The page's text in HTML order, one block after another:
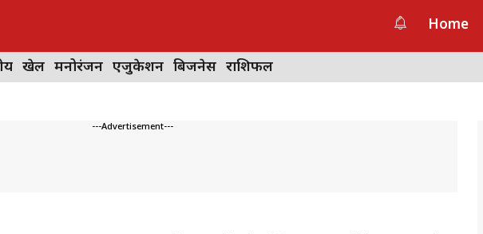
Home
खेल मनोरंजन एजुकेशन बिजनेस राशिफल
---Advertisement---